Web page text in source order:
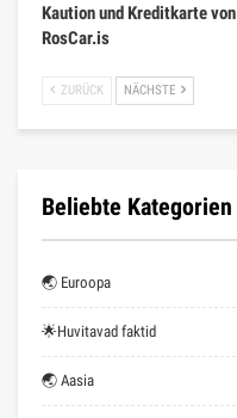
Kaution und Kreditkarte von
RosCar.is
ZURÜCK NÄCHSTE
Beliebte Kategorien
🌏 Euroopa
🌟Huvitavad faktid
🌏 Aasia